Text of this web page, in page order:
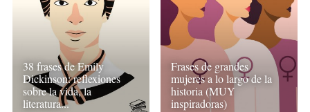
38 frases de Emily
Dickinson: reflexiones
sobre la vida, la
literatura...
Frases de grandes
mujeres a lo largo de la
historia (MUY
inspiradoras)